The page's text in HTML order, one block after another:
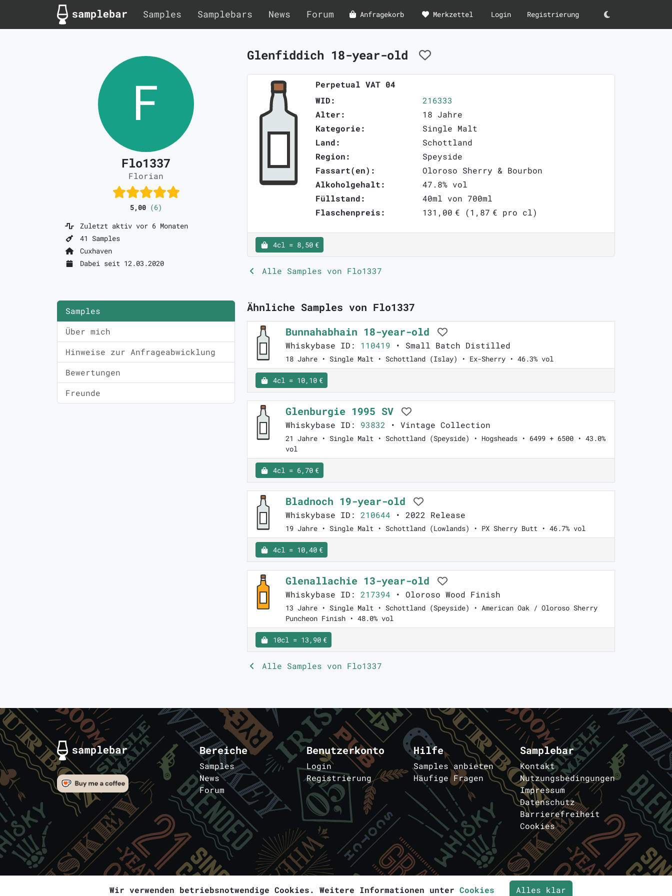
Samples Samplebars News Forum Anfragekorb Merkzettel Login Registrierung Darkmode
Flo1337
Florian
5,00 (6)
Zuletzt aktiv vor 6 Monaten
41 Samples
Cuxhaven
Dabei seit 12.03.2020
Samples
Über mich
Hinweise zur Anfrageabwicklung
Bewertungen
Freunde
Glenfiddich 18-year-old
Perpetual VAT 04
WID:
216333
Alter:
18 Jahre
Kategorie:
Single Malt
Land:
Schottland
Region:
Speyside
Fassart(en):
Oloroso Sherry & Bourbon
Alkoholgehalt:
47.8% vol
Füllstand:
40ml von 700ml
Flaschenpreis:
131,00 € (1,87 € pro cl)
4cl = 8,50 €
Alle Samples von Flo1337
Ähnliche Samples von Flo1337
Bunnahabhain 18-year-old
Whiskybase ID: 110419 • Small Batch Distilled
18 Jahre • Single Malt • Schottland (Islay) • Ex-Sherry • 46.3% vol
4cl = 10,10 €
Glenburgie 1995 SV
Whiskybase ID: 93832 • Vintage Collection
21 Jahre • Single Malt • Schottland (Speyside) • Hogsheads • 6499 + 6500 • 43.0%
vol
4cl = 6,70 €
Bladnoch 19-year-old
Whiskybase ID: 210644 • 2022 Release
19 Jahre • Single Malt • Schottland (Lowlands) • PX Sherry Butt • 46.7% vol
4cl = 10,40 €
Glenallachie 13-year-old
Whiskybase ID: 217394 • Oloroso Wood Finish
13 Jahre • Single Malt • Schottland (Speyside) • American Oak / Oloroso Sherry
Puncheon Finish • 48.0% vol
10cl = 13,90 €
Alle Samples von Flo1337
Bereiche
Samples
News
Forum
Benutzerkonto
Login
Registrierung
Hilfe
Samples anbieten
Häufige Fragen
Samplebar
Kontakt
Nutzungsbedingungen
Impressum
Datenschutz
Barrierefreiheit
Cookies
© 2026samplebar.de - Alle Rechte vorbehalten
Wir verwenden betriebsnotwendige Cookies. Weitere Informationen unter Cookies Alles klar